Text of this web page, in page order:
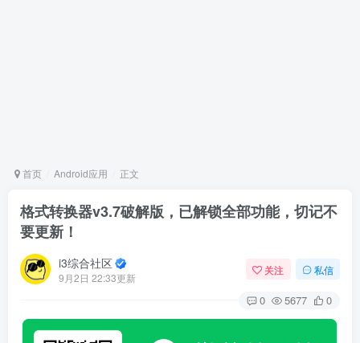
首页 Android应用 正文
格式转换器v3.7破解版，已解锁全部功能，切记不
要更新！
i3综合社区
9月2日 22:33更新
关注 私信
0 5677 0